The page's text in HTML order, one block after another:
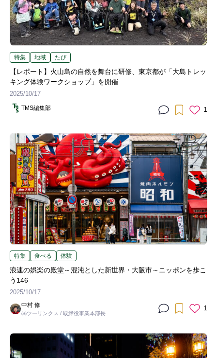
特集 地域 たび
【レポート】火山島の自然を舞台に研修、東京都が「大島トレッ
キング体験ワークショップ」を開催
2025/10/17
TMS編集部 1
特集 食べる 体験
浪速の娯楽の殿堂～混沌とした新世界・大阪市～ニッポンを歩こ
う146
2025/10/17
中村 修
㈱ツーリンクス / 取締役事業本部長
1